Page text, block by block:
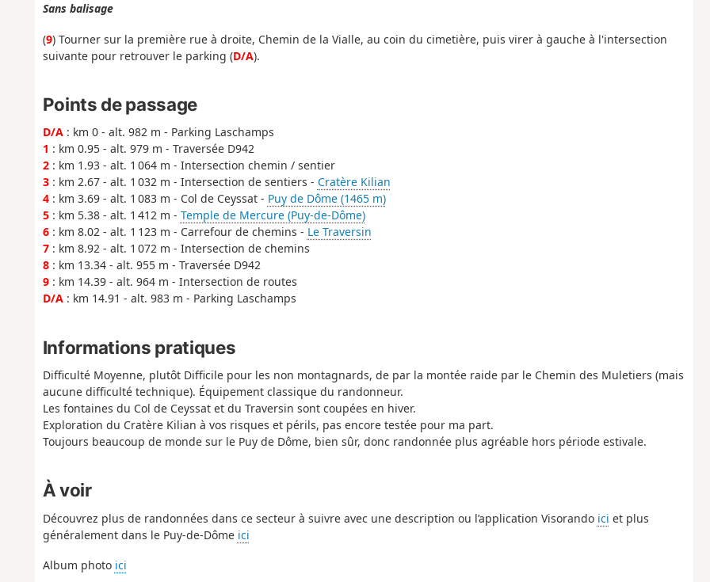
Sans balisage
(9) Tourner sur la première rue à droite, Chemin de la Vialle, au coin du cimetière, puis virer à gauche à l'intersection
suivante pour retrouver le parking (D/A).
Points de passage
D/A: km 0 - alt. 982 m - Parking Laschamps
1 : km 0.95 - alt. 979 m - Traversée D942
2: km 1.93 - alt. 1 064 m - Intersection chemin / sentier
3: km 2.67 - alt. 1 032 m - Intersection de sentiers - Cratère Kilian
4: km 3.69 - alt. 1 083 m - Col de Ceyssat - Puy de Dôme (1465 m)
5: km 5.38 - alt. 1 412 m - Temple de Mercure (Puy-de-Dôme)
6: km 8.02 - alt. 1 123 m - Carrefour de chemins - Le Traversin
7: km 8.92 - alt. 1 072 m - Intersection de chemins
8: km 13.34 - alt. 955 m - Traversée D942
9: km 14.39 - alt. 964 m - Intersection de routes
D/A: km 14.91 - alt. 983 m - Parking Laschamps
Informations pratiques
Difficulté Moyenne, plutôt Difficile pour les non montagnards, de par la montée raide par le Chemin des Muletiers (mais
aucune difficulté technique). Équipement classique du randonneur.
Les fontaines du Col de Ceyssat et du Traversin sont coupées en hiver.
Exploration du Cratère Kilian à vos risques et périls, pas encore testée pour ma part.
Toujours beaucoup de monde sur le Puy de Dôme, bien sûr, donc randonnée plus agréable hors période estivale.
À voir
Découvrez plus de randonnées dans ce secteur à suivre avec une description ou l’application Visorando ici et plus
généralement dans le Puy-de-Dôme ici
Album photo ici